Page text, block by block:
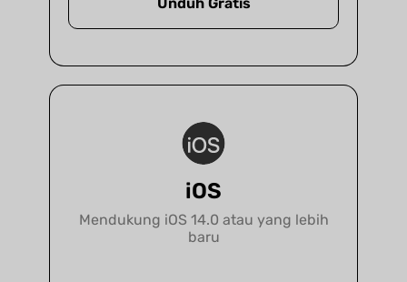
Unduh Gratis
iOS
Mendukung iOS 14.0 atau yang lebih
baru